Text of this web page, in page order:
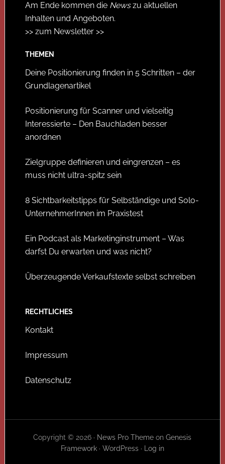
Am Ende kommen die Newszu aktuellen
Inhalten und Angeboten.
>> zum Newsletter >>
THEMEN
Deine Positionierung finden in 5 Schritten – der
Grundlagenartikel
Positionierung für Scanner und vielseitig
Interessierte – Den Bauchladen besser
anordnen
Zielgruppe definieren und eingrenzen – es
muss nicht ultra-spitz sein
8 Sichtbarkeitstipps für Selbständige und Solo-
UnternehmerInnen im Praxistest
Ein Podcast als Marketinginstrument – Was
darfst Du erwarten und was nicht?
Überzeugende Verkaufstexte selbst schreiben
RECHTLICHES
Kontakt
Impressum
Datenschutz
Copyright © 2026 · News Pro Theme onGenesis
Framework· WordPress· Log in